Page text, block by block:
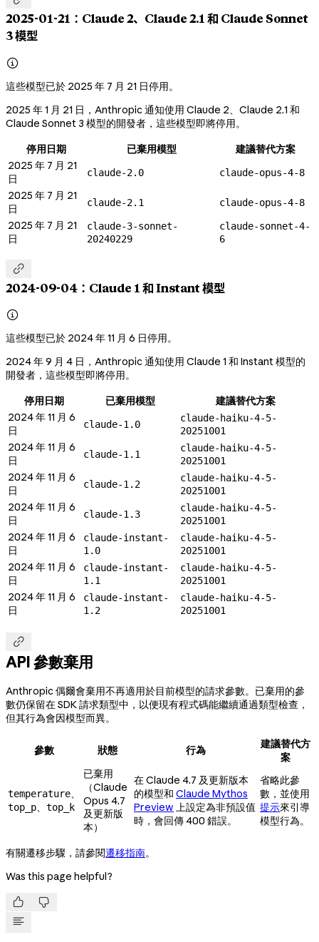
2025-01-21：Claude 2、Claude 2.1 和 Claude Sonnet
3 模型

這些模型已於 2025 年 7 月 21 日停用。
2025 年 1 月 21 日，Anthropic 通知使用 Claude 2、Claude 2.1 和
Claude Sonnet 3 模型的開發者，這些模型即將停用。
停用日期
已棄用模型
建議替代方案
2025 年 7 月 21
日
claude-2.0 claude-opus-4-8
2025 年 7 月 21
日
claude-2.1 claude-opus-4-8
2025 年 7 月 21
日
claude-3-sonnet-
20240229
claude-sonnet-4-
6

2024-09-04：Claude 1 和 Instant 模型

這些模型已於 2024 年 11 月 6 日停用。
2024 年 9 月 4 日，Anthropic 通知使用 Claude 1 和 Instant 模型的
開發者，這些模型即將停用。
停用日期
已棄用模型
建議替代方案
2024 年 11 月 6
日
claude-1.0
claude-haiku-4-5-
20251001
2024 年 11 月 6
日
claude-1.1
claude-haiku-4-5-
20251001
2024 年 11 月 6
日
claude-1.2
claude-haiku-4-5-
20251001
2024 年 11 月 6
日
claude-1.3
claude-haiku-4-5-
20251001
2024 年 11 月 6
日
claude-instant-
1.0
claude-haiku-4-5-
20251001
2024 年 11 月 6
日
claude-instant-
1.1
claude-haiku-4-5-
20251001
2024 年 11 月 6
日
claude-instant-
1.2
claude-haiku-4-5-
20251001

API 參數棄用
Anthropic 偶爾會棄用不再適用於目前模型的請求參數。已棄用的參
數仍保留在 SDK 請求類型中，以便現有程式碼能繼續通過類型檢查，
但其行為會因模型而異。
參數 狀態 行為
建議替代方
案
temperature、
top_p、 top_k
已棄用
（Claude
Opus 4.7
及更新版
本）
在 Claude 4.7 及更新版本
的模型和 Claude Mythos
Preview 上設定為非預設值
時，會回傳 400 錯誤。
省略此參
數，並使用
提示來引導
模型行為。
有關遷移步驟，請參閱遷移指南。
Was this page helpful?
 